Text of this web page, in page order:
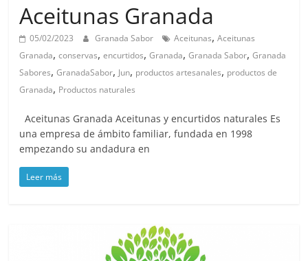
Aceitunas Granada
05/02/2023 Granada Sabor Aceitunas,Aceitunas
Granada,conservas,encurtidos,Granada,Granada Sabor,Granada
Sabores,GranadaSabor, Jun, productos artesanales, productos de
Granada, Productos naturales
Aceitunas Granada Aceitunas y encurtidos naturales Es
una empresa de ámbito familiar, fundada en 1998
empezando su andadura en
Leer más